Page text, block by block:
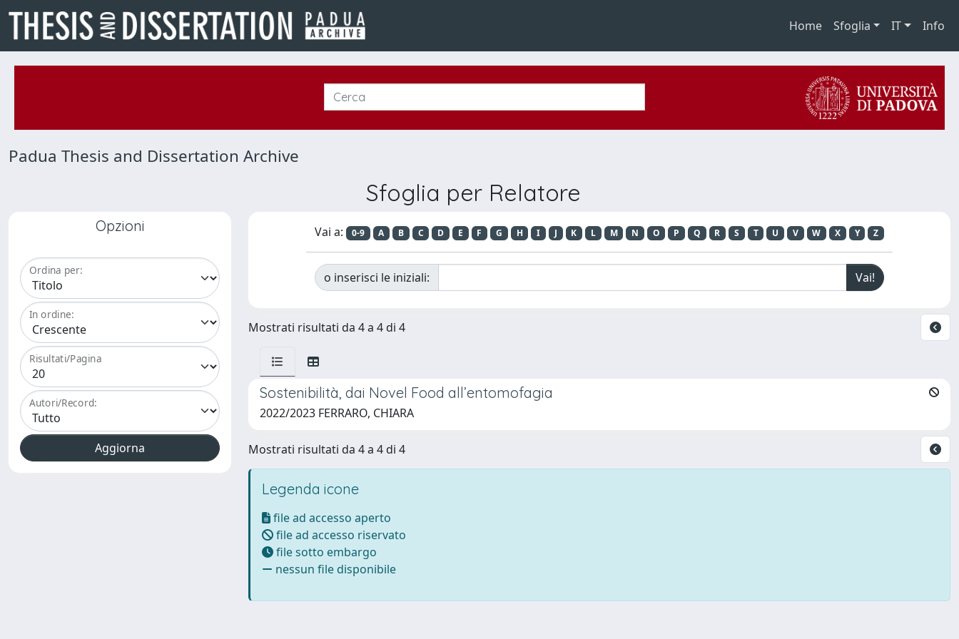
Home Sfoglia IT Info
Padua Thesis and Dissertation Archive
Sfoglia per Relatore
Opzioni
Ordina per:
In ordine:
Risultati/Pagina
Autori/Record:
Vai a: 0-9 A B C D E F G H I J K L M N O P Q R S T U V W X Y Z
o inserisci le iniziali:
Mostrati risultati da 4 a 4 di 4
Sostenibilità, dai Novel Food all’entomofagia
2022/2023 FERRARO, CHIARA
Mostrati risultati da 4 a 4 di 4
Legenda icone
file ad accesso aperto
file ad accesso riservato
file sotto embargo
nessun file disponibile